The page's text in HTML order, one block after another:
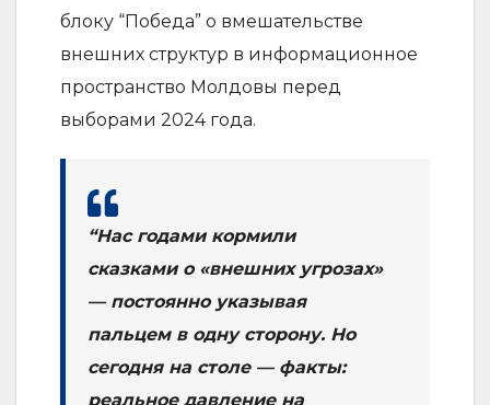
блоку “Победа” о вмешательстве
внешних структур в информационное
пространство Молдовы перед
выборами 2024 года.
“Нас годами кормили
сказками о «внешних угрозах»
— постоянно указывая
пальцем в одну сторону. Но
сегодня на столе — факты:
реальное давление на